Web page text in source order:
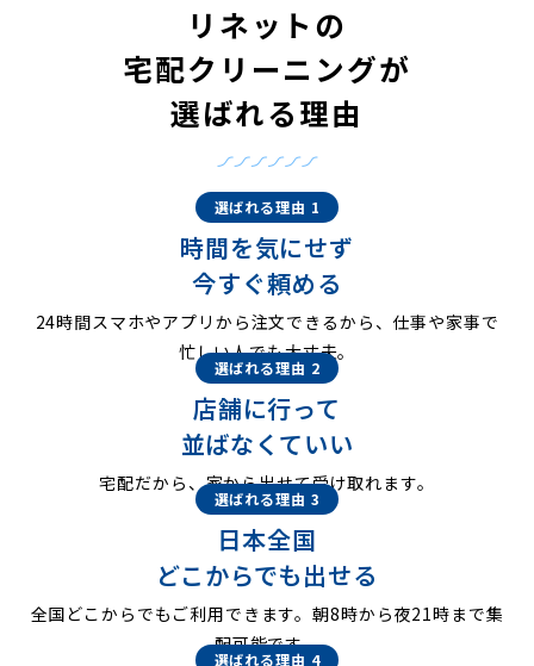
リネットの
宅配クリーニングが
選ばれる理由
選ばれる理由 1
時間を気にせず
今すぐ頼める
24時間スマホやアプリから注文できるから、仕事や家事で
忙しい人でも大丈夫。
選ばれる理由 2
店舗に行って
並ばなくていい
宅配だから、家から出せて受け取れます。
選ばれる理由 3
日本全国
どこからでも出せる
全国どこからでもご利用できます。朝8時から夜21時まで集
配可能です。
選ばれる理由 4